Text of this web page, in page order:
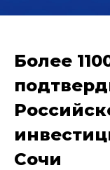
Более
Сочи